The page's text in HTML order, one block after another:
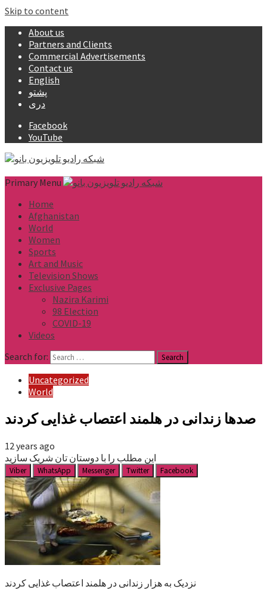
Skip to content
About us
Partners and Clients
Commercial Advertisements
Contact us
English
پشتو
دری
Facebook
YouTube
Primary Menu
Home
Afghanistan
World
Women
Sports
Art and Music
Television Shows
Exclusive Pages
Nazira Karimi
98 Election
COVID-19
Videos
Search for:
Uncategorized
World
صدها زندانی در هلمند اعتصاب غذایی کردند
12 years ago
این مطلب را با دوستان تان شریک سازید
Viber WhatsApp Messenger Twitter Facebook
نزدیک به هزار زندانی در هلمند اعتصاب غذایی کردند